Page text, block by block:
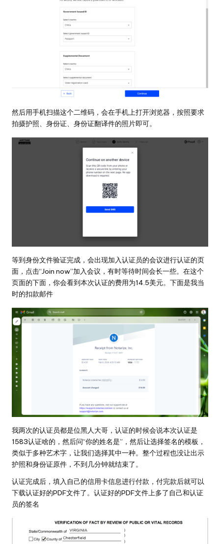
然后用手机扫描这个二维码，会在手机上打开浏览器，按照要求
拍摄护照、身份证、身份证翻译件的照片即可。
等到身份文件验证完成，会出现加入认证员的会议进行认证的页
面，点击“Join now”加入会议，有时等待时间会长一些。在这个
页面的下面，你会看到本次认证的费用为14.5美元。下面是我当
时的扣款邮件
我两次的认证员都是位黑人大哥，认证的时候会说本次认证是
1583认证啥的，然后问“你的姓名是”，然后让选择签名的模板，
类似于多种艺术字，让我们选择其中一种。整个过程也没让出示
护照和身份证原件，不到几分钟就结束了。
认证完成后，填入自己的信用卡信息进行付款，付完款后就可以
下载认证好的PDF文件了。认证好的PDF文件上多了自己和认证
员的签名